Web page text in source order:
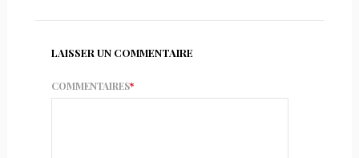
LAISSER UN COMMENTAIRE
COMMENTAIRES*